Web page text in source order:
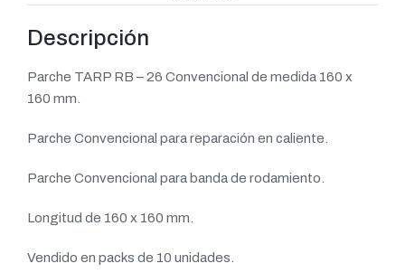
Descripción
Parche TARP RB – 26 Convencional de medida 160 x
160 mm.
Parche Convencional para reparación en caliente.
Parche Convencional para banda de rodamiento.
Longitud de 160 x 160 mm.
Vendido en packs de 10 unidades.